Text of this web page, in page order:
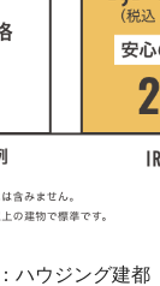
ハウジング建都